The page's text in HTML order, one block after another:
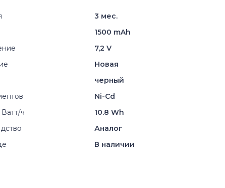
3 мес.
1500 mAh
7,2 V
Новая
черный
Ni-Cd
Ватт/ч
10.8 Wh
Аналог
В наличии